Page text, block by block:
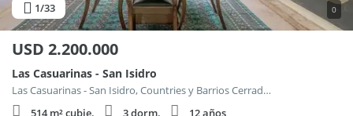
1/33 0
USD 2.200.000
Las Casuarinas - San Isidro
Las Casuarinas - San Isidro, Countries y Barrios Cerrados en San Isidro
514 m² cubie.
3 dorm.
12 años